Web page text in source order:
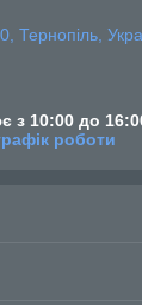
Тернопіль,
з 10:00 до
роботи